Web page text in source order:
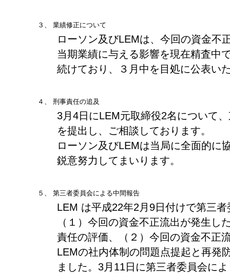
３、 業績修正について
ローソン及びLEMは、今回の資金不
当期業績に与える影響を現在精査中
続けており、３月中を目処に公表い
４、 刑事責任の追及
3月4日にLEM元取締役2名について
を提出し、ご相談しております。
ローソン及びLEMは当局に全面的に
鋭意努力してまいります。
５、 第三者委員会による中間報告
LEM は平成22年2月9日付けで第三
（１）今回の資金不正流出が発生し
責任の評価、（２）今回の資金不正
LEMの社内体制の問題点提起と再発
ました。3月11日に第三者委員会に